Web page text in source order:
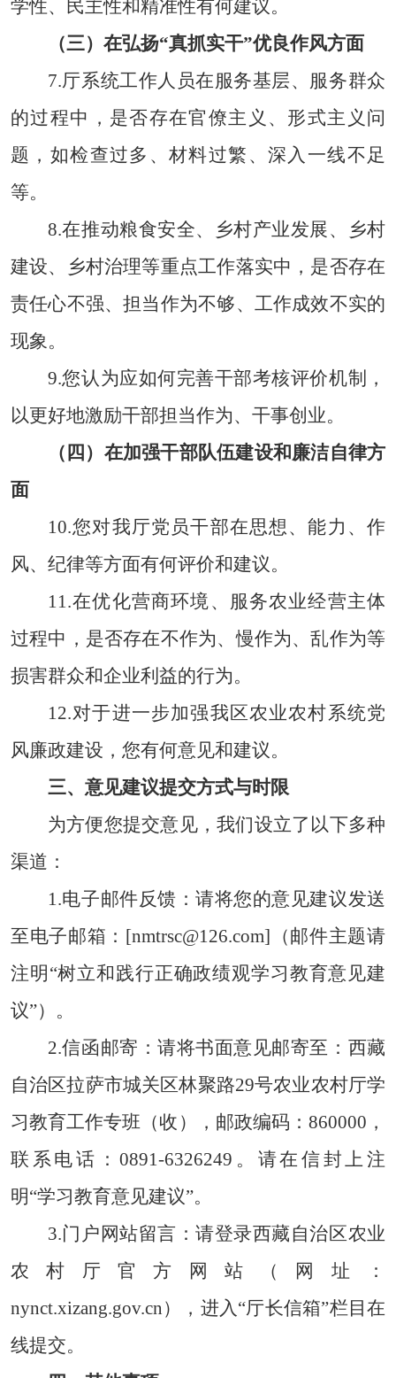
学性、民主性和精准性有何建议。
（三）在弘扬“真抓实干”优良作风方面
7.厅系统工作人员在服务基层、服务群众
的过程中，是否存在官僚主义、形式主义问
题，如检查过多、材料过繁、深入一线不足
等。
8.在推动粮食安全、乡村产业发展、乡村
建设、乡村治理等重点工作落实中，是否存在
责任心不强、担当作为不够、工作成效不实的
现象。
9.您认为应如何完善干部考核评价机制，
以更好地激励干部担当作为、干事创业。
（四）在加强干部队伍建设和廉洁自律方
面
10.您对我厅党员干部在思想、能力、作
风、纪律等方面有何评价和建议。
11.在优化营商环境、服务农业经营主体
过程中，是否存在不作为、慢作为、乱作为等
损害群众和企业利益的行为。
12.对于进一步加强我区农业农村系统党
风廉政建设，您有何意见和建议。
三、意见建议提交方式与时限
为方便您提交意见，我们设立了以下多种
渠道：
1.电子邮件反馈：请将您的意见建议发送
至电子邮箱： [nmtrsc@126.com]（邮件主题请
注明“树立和践行正确政绩观学习教育意见建
议”）。
2.信函邮寄：请将书面意见邮寄至：西藏
自治区拉萨市城关区林聚路29号农业农村厅学
习教育工作专班（收），邮政编码：860000，
联系电话：0891-6326249。请在信封上注
明“学习教育意见建议”。
3.门户网站留言：请登录西藏自治区农业
农村厅官方网站（网址：
nynct.xizang.gov.cn），进入“厅长信箱”栏目在
线提交。